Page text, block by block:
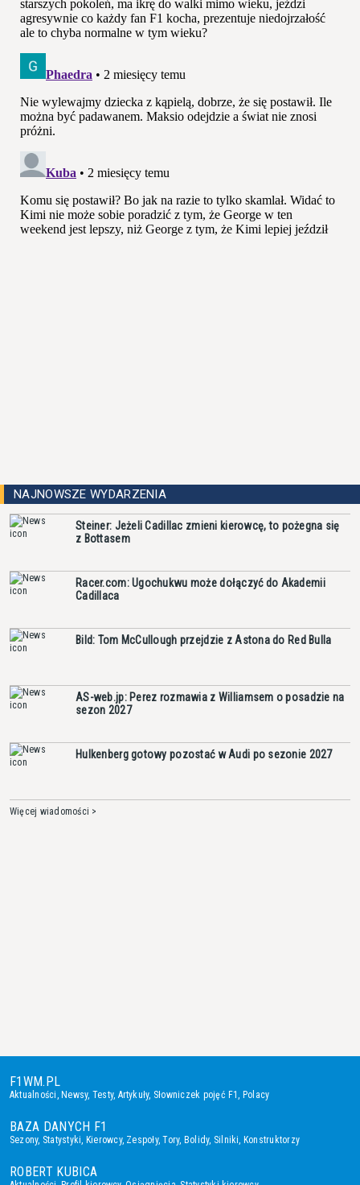
NAJNOWSZE WYDARZENIA
Steiner: Jeżeli Cadillac zmieni kierowcę, to pożegna się
z Bottasem
Racer.com: Ugochukwu może dołączyć do Akademii
Cadillaca
Bild: Tom McCullough przejdzie z Astona do Red Bulla
AS-web.jp: Perez rozmawia z Williamsem o posadzie na
sezon 2027
Hulkenberg gotowy pozostać w Audi po sezonie 2027
Więcej wiadomości >
F1WM.PL
Aktualności, Newsy, Testy, Artykuły, Słowniczek pojęć F1, Polacy
BAZA DANYCH F1
Sezony, Statystyki, Kierowcy, Zespoły,Tory, Bolidy, Silniki, Konstruktorzy
ROBERT KUBICA